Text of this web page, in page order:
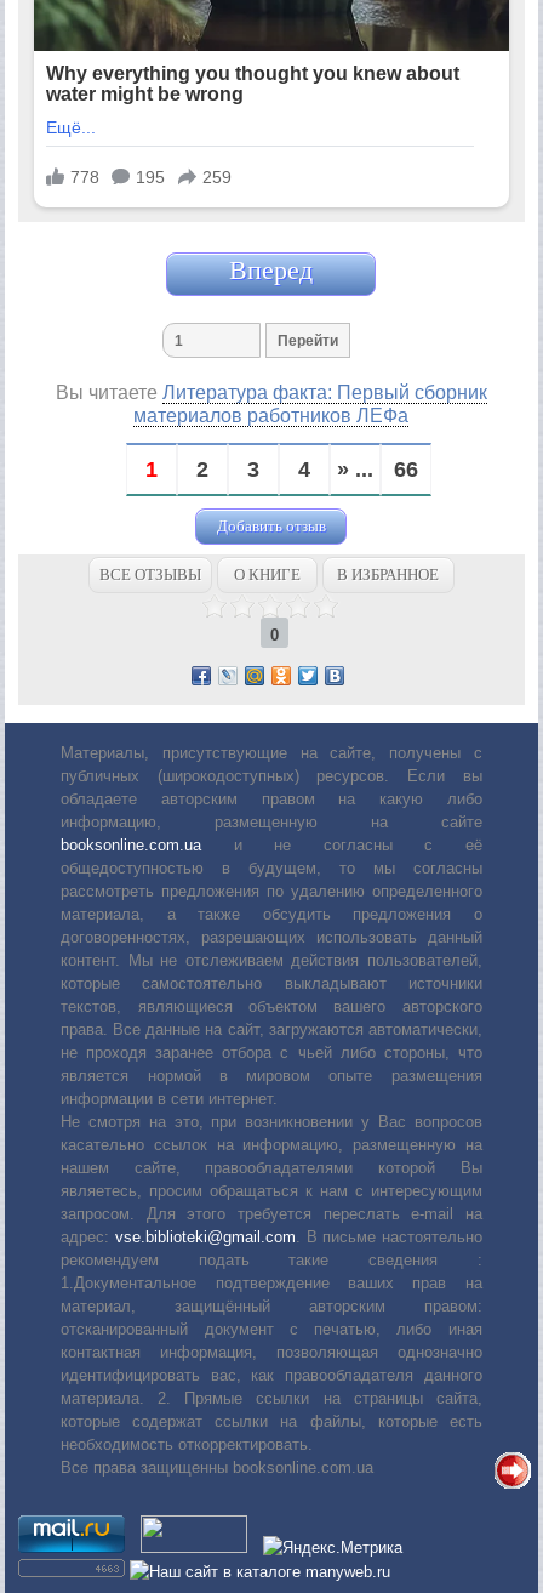
Вперед
Вы читаете Литература факта: Первый сборник
материалов работников ЛЕФа
1 2 3 4 » ... 66
Добавить отзыв
ВСЕ ОТЗЫВЫ О КНИГЕ В ИЗБРАННОЕ
0
Материалы, присутствующие на сайте, получены с
публичных (широкодоступных) ресурсов. Если вы
обладаете авторским правом на какую либо
информацию, размещенную на сайте
booksonline.com.uaи не согласны с её
общедоступностью в будущем, то мы согласны
рассмотреть предложения по удалению определенного
материала, а также обсудить предложения о
договоренностях, разрешающих использовать данный
контент. Мы не отслеживаем действия пользователей,
которые самостоятельно выкладывают источники
текстов, являющиеся объектом вашего авторского
права. Все данные на сайт, загружаются автоматически,
не проходя заранее отбора с чьей либо стороны, что
является нормой в мировом опыте размещения
информации в сети интернет.
Не смотря на это, при возникновении у Вас вопросов
касательно ссылок на информацию, размещенную на
нашем сайте, правообладателями которой Вы
являетесь, просим обращаться к нам с интересующим
запросом. Для этого требуется переслать е-mail на
адрес: vse.biblioteki@gmail.com. В письме настоятельно
рекомендуем подать такие сведения :
1.Документальное подтверждение ваших прав на
материал, защищённый авторским правом:
отсканированный документ с печатью, либо иная
контактная информация, позволяющая однозначно
идентифицировать вас, как правообладателя данного
материала. 2. Прямые ссылки на страницы сайта,
которые содержат ссылки на файлы, которые есть
необходимость откорректировать.
Все права защищенны booksonline.com.ua